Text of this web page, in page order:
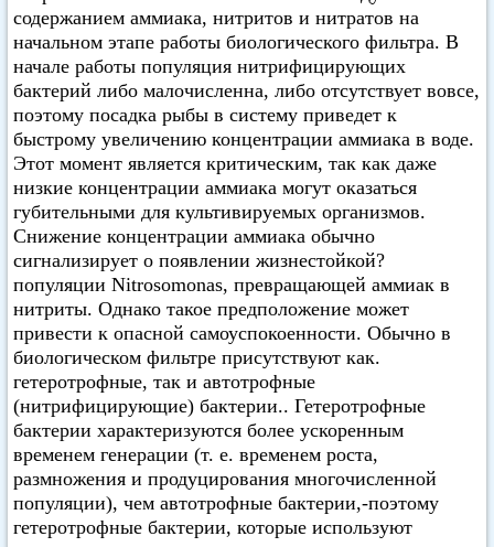
содержанием аммиака, нитритов и нитратов на
начальном этапе работы биологического фильтра. В
начале работы популяция нитрифицирующих
бактерий либо малочисленна, либо отсутствует вовсе,
поэтому посадка рыбы в систему приведет к
быстрому увеличению концентрации аммиака в воде.
Этот момент является критическим, так как даже
низкие концентрации аммиака могут оказаться
губительными для культивируемых организмов.
Снижение концентрации аммиака обычно
сигнализирует о появлении жизнестойкой?
популяции Nitrosomonas, превращающей аммиак в
нитриты. Однако такое предположение может
привести к опасной самоуспокоенности. Обычно в
биологическом фильтре присутствуют как.
гетеротрофные, так и автотрофные
(нитрифицирующие) бактерии.. Гетеротрофные
бактерии характеризуются более ускоренным
временем генерации (т. е. временем роста,
размножения и продуцирования многочисленной
популяции), чем автотрофные бактерии,-поэтому
гетеротрофные бактерии, которые используют